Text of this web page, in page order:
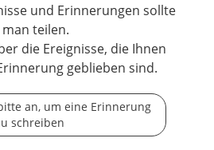
und Erinnerungen sollte
man teilen.
die Ereignisse, die Ihnen
geblieben sind.
an, um eine Erinnerung
schreiben